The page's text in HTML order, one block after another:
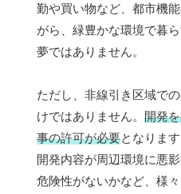
勤や買い物など、都市機
がら、緑豊かな環境で暮
夢ではありません。
ただし、非線引き区域で
けではありません。 開発
事の許可が必要となりま
開発内容が周辺環境に悪
危険性がないかなど、様